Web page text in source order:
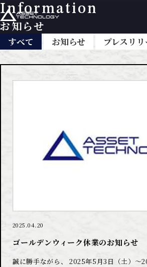
Information
お知らせ
すべて お知らせ プレスリリ
2025.04.20
ゴールデンウィーク休業のお知らせ
誠に勝手ながら、 2025年5月3日（土）～